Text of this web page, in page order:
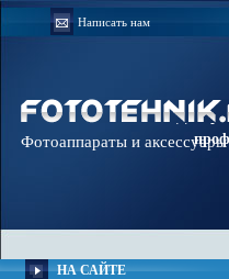
Написать нам
Фотоаппараты и аксессуары
НА САЙТЕ